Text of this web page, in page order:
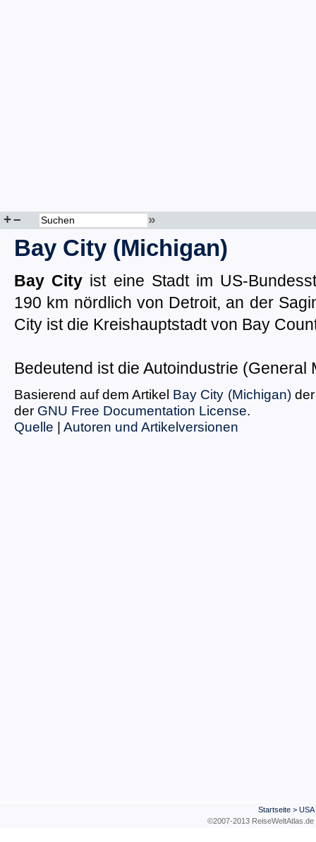
+– »
Bay City (Michigan)
Bay City ist eine Stadt im US-
190 km nördlich von Detroit, an der
City ist die Kreishauptstadt von Bay
Bedeutend ist die Autoindustrie (General
Basierend auf dem Artikel Bay City (Michigan)der
der GNU Free Documentation License.
Quelle | Autoren und Artikelversionen
Startseite> USA
©2007-2013